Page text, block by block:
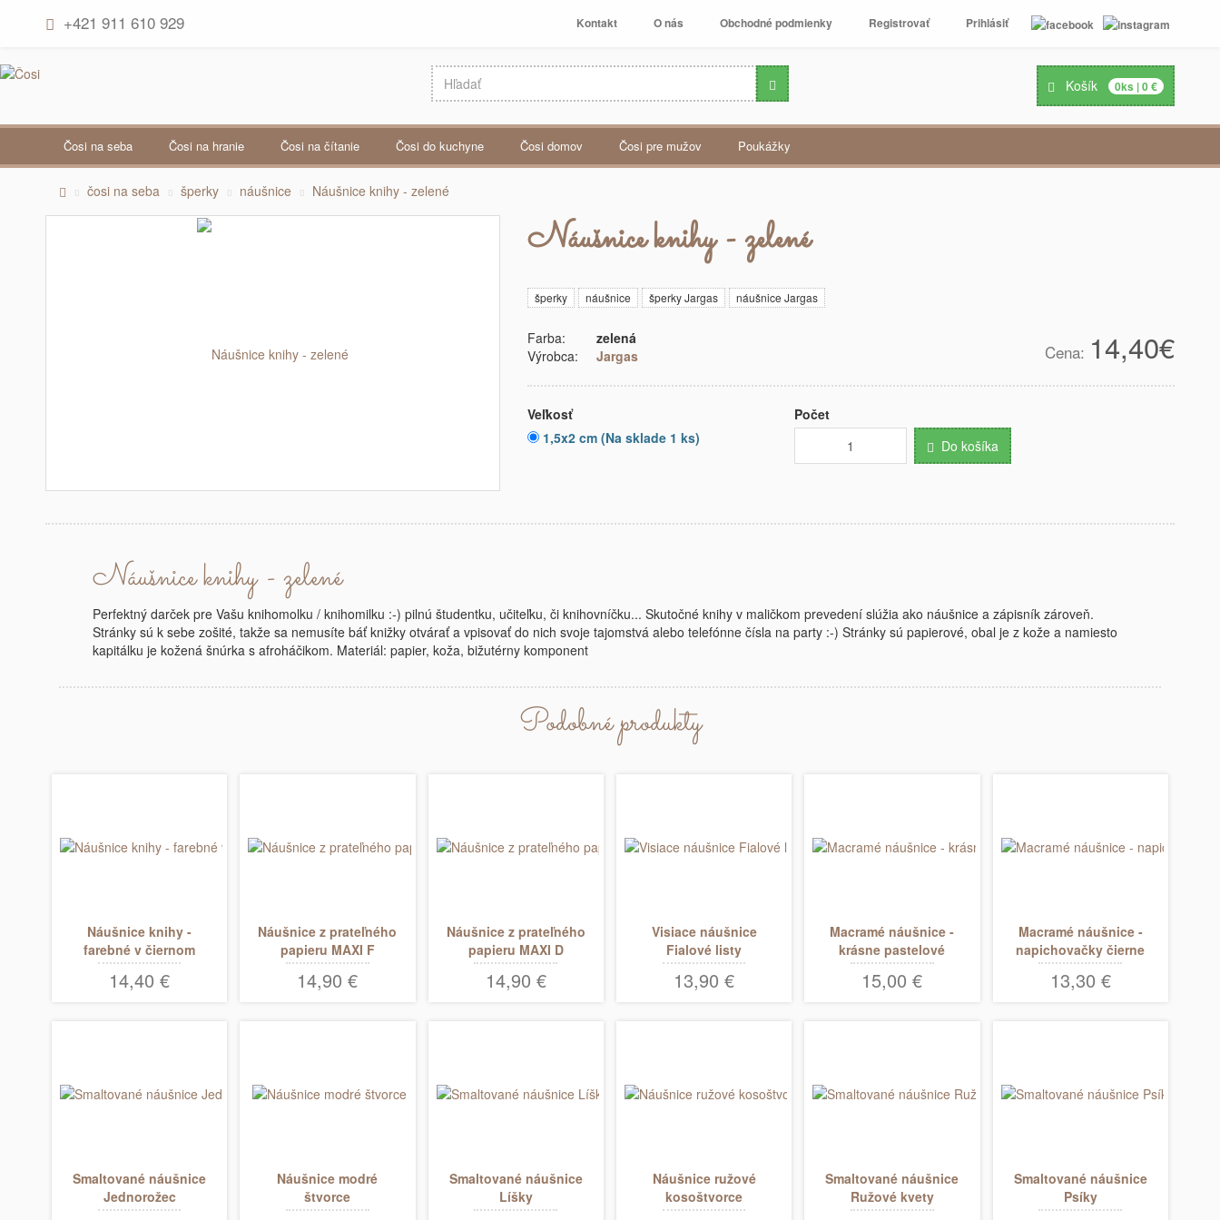
+421 911 610 929 Kontakt O nás Obchodné podmienky Registrovať Prihlásiť
Košík 0ks |0€
čosi na seba čosi na hranie čosi na čítanie čosi do kuchyne čosi domov čosi pre mužov poukážky
čosi na seba šperky náušnice Náušnice knihy - zelené
Náušnice knihy - zelené
šperky náušnice šperky Jargas náušnice Jargas
Farba:
zelená
Výrobca:
Jargas Cena: 14,40€
Veľkosť
1,5x2 cm (Na sklade 1 ks)
Počet
Do košíka
Náušnice knihy - zelené
Perfektný darček pre Vašu knihomolku / knihomilku :-) pilnú študentku, učiteľku, či knihovníčku... Skutočné knihy v maličkom prevedení slúžia ako náušnice a zápisník zároveň.
Stránky sú k sebe zošité, takže sa nemusíte báť knižky otvárať a vpisovať do nich svoje tajomstvá alebo telefónne čísla na party :-) Stránky sú papierové, obal je z kože a namiesto
kapitálku je kožená šnúrka s afroháčikom. Materiál: papier, koža, bižutérny komponent
Podobné produkty
Náušnice knihy -
farebné v čiernom
14,40 €
Náušnice z prateľného
papieru MAXI F
14,90 €
Náušnice z prateľného
papieru MAXI D
14,90 €
Visiace náušnice
Fialové listy
13,90 €
Macramé náušnice -
krásne pastelové
lístky
15,00 €
Macramé náušnice -
napichovačky čierne
veľké
13,30 €
Smaltované náušnice
Jednorožec
Náušnice modré
štvorce
Smaltované náušnice
Líšky
Náušnice ružové
kosoštvorce
Smaltované náušnice
Ružové kvety
Smaltované náušnice
Psíky